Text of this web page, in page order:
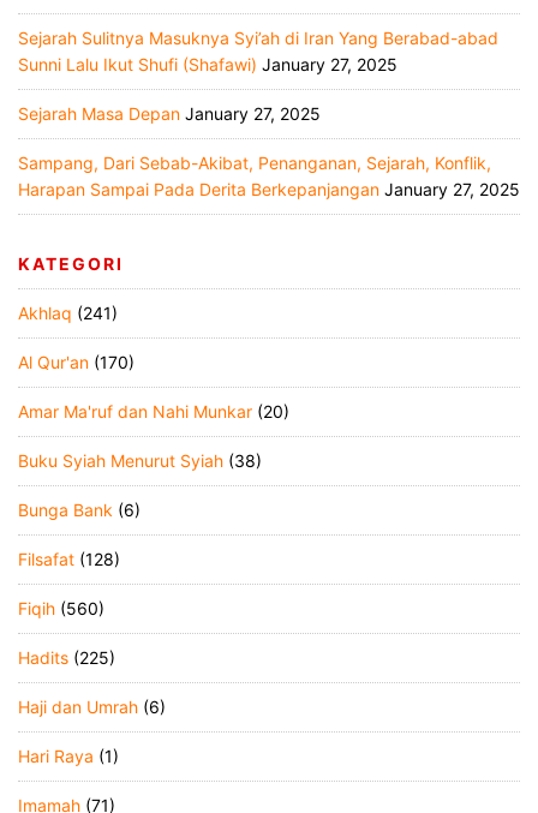
Sejarah Sulitnya Masuknya Syi’ah di Iran Yang Berabad-abad
Sunni Lalu Ikut Shufi (Shafawi) January 27, 2025
Sejarah Masa Depan January 27, 2025
Sampang, Dari Sebab-Akibat, Penanganan, Sejarah, Konflik,
Harapan Sampai Pada Derita Berkepanjangan January 27, 2025
KATEGORI
Akhlaq (241)
Al Qur'an (170)
Amar Ma'ruf dan Nahi Munkar (20)
Buku Syiah Menurut Syiah (38)
Bunga Bank (6)
Filsafat (128)
Fiqih (560)
Hadits (225)
Haji dan Umrah (6)
Hari Raya (1)
Imamah (71)